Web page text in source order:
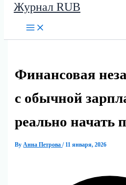
Журнал RUB
Финансовая
с обычной
реально начать
ByАнна Петрова/ 11 января, 2026